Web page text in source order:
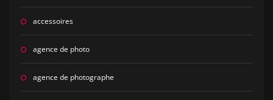
accessoires
agence de photo
agence de photographe